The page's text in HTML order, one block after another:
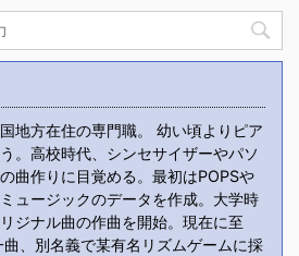
地方在住の専門職。 幼い頃よりピア
。高校時代、シンセサイザーやパソ
曲作りに目覚める。最初はPOPSや
ュージックのデータを作成。大学時
ジナル曲の作曲を開始。現在に至
曲、別名義で某有名リズムゲームに採